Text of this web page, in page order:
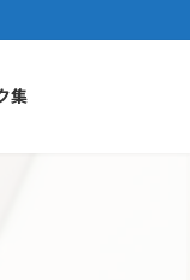
集